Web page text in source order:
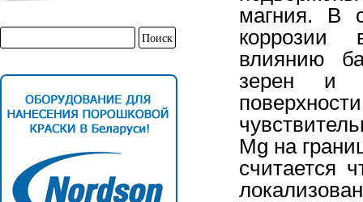
магния. В
коррозии
влиянию
зерен и
Mg на
считается